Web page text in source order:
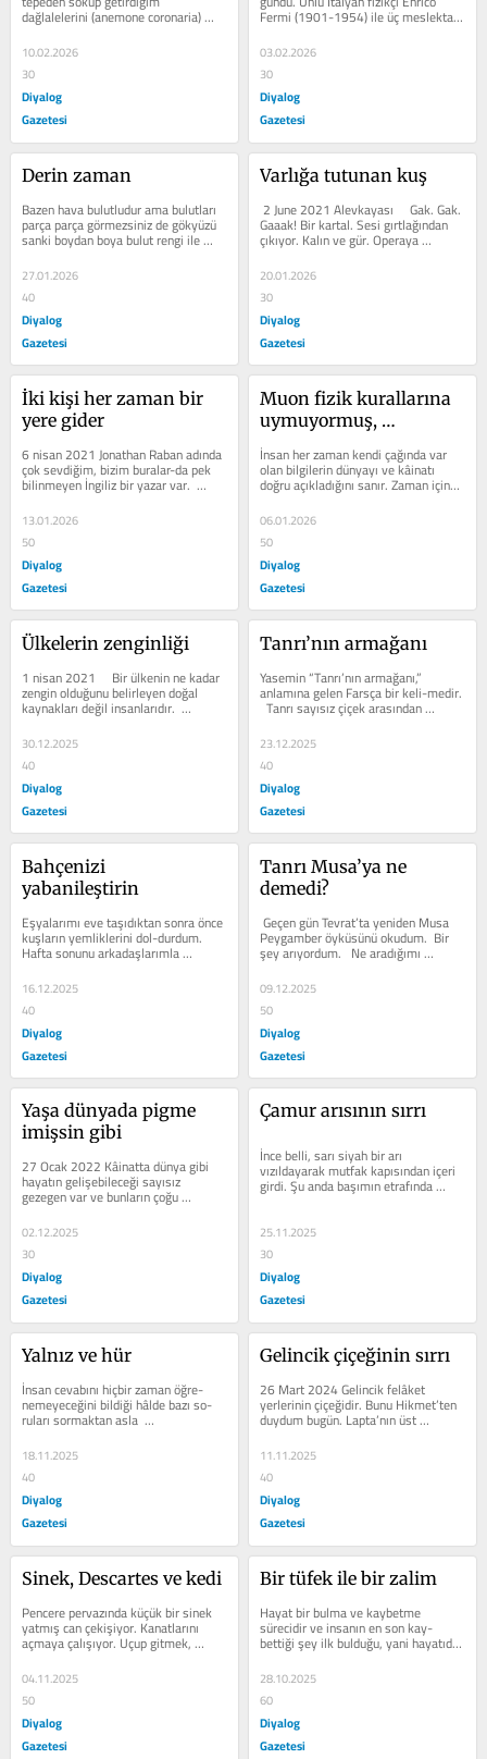
dağlalelerini (anemone coronaria)
ekmek için badem ağacının
yakınındaki otları...
10.02.2026
30
Diyalog
Gazetesi
Fermi (1901-1954) ile üç meslektaşı
öğle yemeği için New...
03.02.2026
30
Diyalog
Gazetesi
Derin zaman
Bazen hava bulutludur ama bulutları
parça parça görmezsiniz de gökyüzü
sanki boydan boya bulut rengi ile
boyanmıştır. Kurşuni beyaz. ...
27.01.2026
40
Diyalog
Gazetesi
Varlığa tutunan kuş
2 June 2021 Alevkayası     Gak. Gak.
Gaaak! Bir kartal. Sesi gırtlağından
çıkıyor. Kalın ve gür. Operaya
başvursa onu “bas bariton”...
20.01.2026
30
Diyalog
Gazetesi
İki kişi her zaman bir
yere gider
6 nisan 2021 Jonathan Raban adında
çok sevdiğim, bizim buralar-da pek
bilinmeyen İngiliz bir yazar var.
Seyahat yazarı demeliyim çünkü...
13.01.2026
50
Diyalog
Gazetesi
Muon fizik kurallarına
uymuyormuş,
İnsan her zaman kendi çağında var
olan bilgilerin dünyayı ve kâinatı
doğru açıkladığını sanır. Zaman içinde
o bilgilerin...
06.01.2026
50
Diyalog
Gazetesi
Ülkelerin zenginliği
1 nisan 2021     Bir ülkenin ne kadar
zengin olduğunu belirleyen doğal
kaynakları değil insanlarıdır.
Zenginlikten kastım sadece para...
30.12.2025
40
Diyalog
Gazetesi
Tanrı’nın armağanı
Yasemin “Tanrı’nın armağanı,”
anlamına gelen Farsça bir keli-medir.
Tanrı sayısız çiçek arasından
yasemini seçtiği zaman ne...
23.12.2025
40
Diyalog
Gazetesi
Bahçenizi
yabanileştirin
Eşyalarımı eve taşıdıktan sonra önce
kuşların yemliklerini dol-durdum.
Hafta sonunu arkadaşlarımla
geçirmiş ve onlar uyanmadan...
16.12.2025
40
Diyalog
Gazetesi
Tanrı Musa’ya ne
demedi?
Geçen gün Tevrat’ta yeniden Musa
Peygamber öyküsünü okudum.  Bir
şey arıyordum.   Ne aradığımı
söylemeden önce Kutsal...
09.12.2025
50
Diyalog
Gazetesi
Yaşa dünyada pigme
imişsin gibi
27 Ocak 2022 Kâinatta dünya gibi
hayatın gelişebileceği sayısız
gezegen var ve bunların çoğu
dünyamızdan yaşlı olduğu için...
02.12.2025
30
Diyalog
Gazetesi
Çamur arısının sırrı
İnce belli, sarı siyah bir arı
vızıldayarak mutfak kapısından içeri
girdi. Şu anda başımın etrafında
dönüyor. O kadar yakından ki...
25.11.2025
30
Diyalog
Gazetesi
Yalnız ve hür
İnsan cevabını hiçbir zaman öğre-
nemeyeceğini bildiği hâlde bazı so-
ruları sormaktan asla
Goodall ile...
18.11.2025
40
Diyalog
Gazetesi
Gelincik çiçeğinin sırrı
26 Mart 2024 Gelincik felâket
yerlerinin çiçeğidir. Bunu Hikmet’ten
duydum bugün. Lapta’nın üst
başındaki evinin...
11.11.2025
40
Diyalog
Gazetesi
Sinek, Descartes ve kedi
Pencere pervazında küçük bir sinek
yatmış can çekişiyor. Kanatlarını
açmaya çalışıyor. Uçup gitmek,
eskisi gibi olmak istiyor....
04.11.2025
50
Diyalog
Gazetesi
Bir tüfek ile bir zalim
Hayat bir bulma ve kaybetme
sürecidir ve insanın en son kay-
bettiği şey ilk bulduğu, yani hayatıdır.
Hayatı hüzünlü yapan şeylerden biri...
28.10.2025
60
Diyalog
Gazetesi